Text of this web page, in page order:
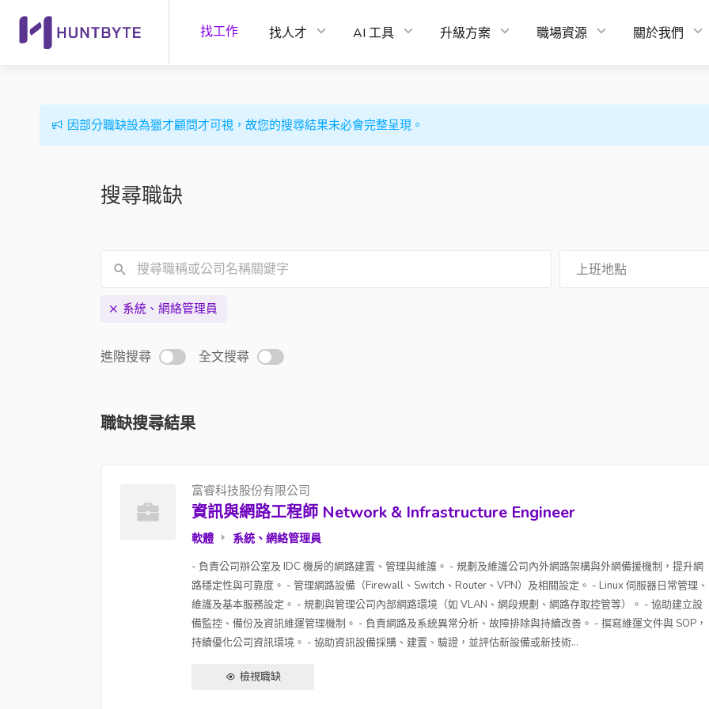
找工作 找人才 AI 工具 升級方案 職場資源 關於我們
因部分職缺設為獵才顧問才可視，故您的搜尋結果未必會完整呈現。
搜尋職缺
上班地點
系統、網絡管理員
進階搜尋 全文搜尋
職缺搜尋結果
富睿科技股份有限公司
資訊與網路工程師 Network & Infrastructure Engineer
軟體 系統、網絡管理員
- 負責公司辦公室及 IDC 機房的網路建置、管理與維護。 - 規劃及維護公司內外網路架構與外網備援機制，提升網
路穩定性與可靠度。 - 管理網路設備（Firewall、Switch、Router、VPN）及相關設定。 - Linux 伺服器日常管理、
維護及基本服務設定。 - 規劃與管理公司內部網路環境（如 VLAN、網段規劃、網路存取控管等）。 - 協助建立設
備監控、備份及資訊維運管理機制。 - 負責網路及系統異常分析、故障排除與持續改善。 - 撰寫維運文件與 SOP，
持續優化公司資訊環境。 - 協助資訊設備採購、建置、驗證，並評估新設備或新技術...
檢視職缺